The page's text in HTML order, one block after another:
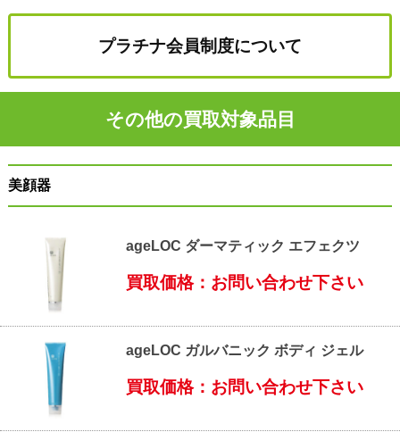
プラチナ会員制度について
その他の買取対象品目
美顔器
ageLOC ダーマティック エフェクツ
買取価格：お問い合わせ下さい
ageLOC ガルバニック ボディ ジェル
買取価格：お問い合わせ下さい